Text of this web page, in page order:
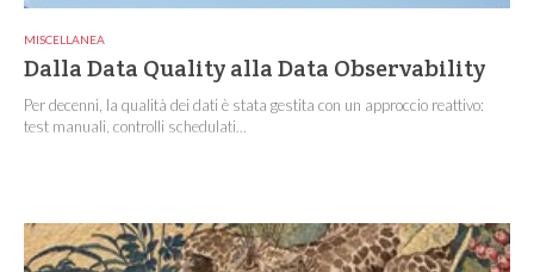
MISCELLANEA
Dalla Data Quality alla Data Observability
Per decenni, la qualità dei dati è stata gestita con un approccio reattivo:
test manuali, controlli schedulati...